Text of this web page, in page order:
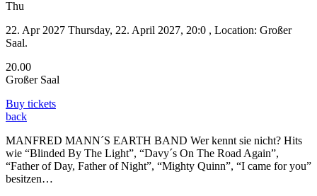
Thu
22. Apr 2027 Thursday, 22. April 2027, 20:0 , Location: Großer
Saal.
20.00
Großer Saal
Buy tickets
back
MANFRED MANN´S EARTH BAND Wer kennt sie nicht? Hits
wie “Blinded By The Light”, “Davy´s On The Road Again”,
“Father of Day, Father of Night”, “Mighty Quinn”, “I came for you”
besitzen…